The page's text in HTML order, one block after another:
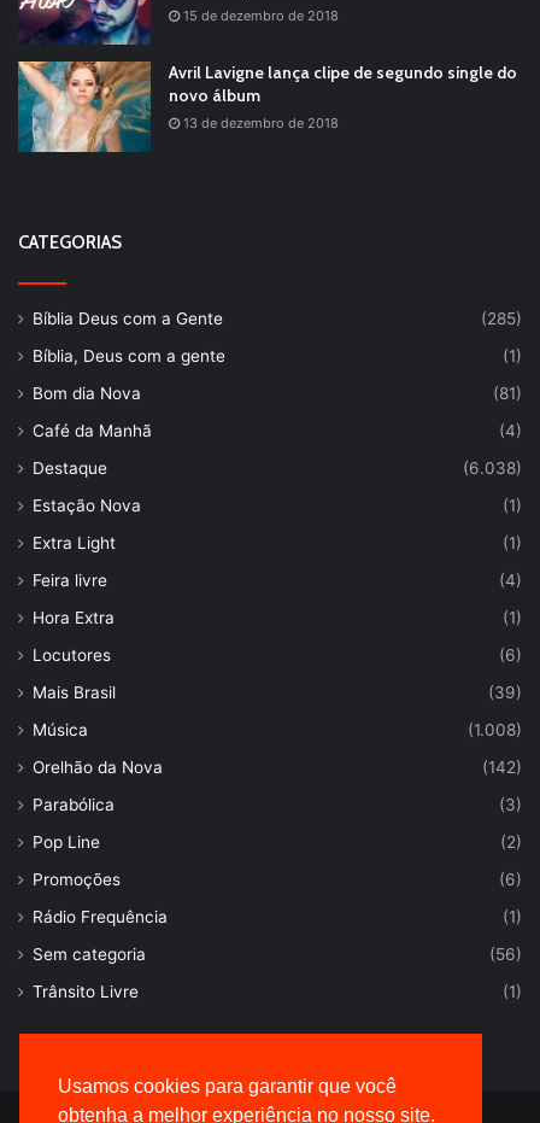
Usamos cookies para garantir que você
obtenha a melhor experiência no nosso site.
15 de dezembro de 2018
Avril Lavigne lança clipe de segundo single do
novo álbum
13 de dezembro de 2018
CATEGORIAS
Bíblia Deus com a Gente
(285)
Bíblia, Deus com a gente
(1)
Bom dia Nova
(81)
Café da Manhã
(4)
Destaque
(6.038)
Estação Nova
(1)
Extra Light
(1)
Feira livre
(4)
Hora Extra
(1)
Locutores
(6)
Mais Brasil
(39)
Música
(1.008)
Orelhão da Nova
(142)
Parabólica
(3)
Pop Line
(2)
Promoções
(6)
Rádio Frequência
(1)
Sem categoria
(56)
Trânsito Livre
(1)